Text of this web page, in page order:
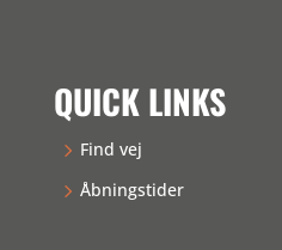
QUICK LINKS
Find vej
Åbningstider